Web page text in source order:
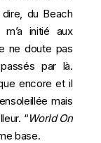
du Beach
initié aux
ne doute pas
par là.
encore et il
mais
“World On
base.